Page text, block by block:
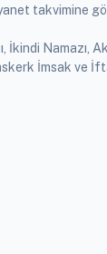
takvimine
İkindi Namazı,
İmsak ve